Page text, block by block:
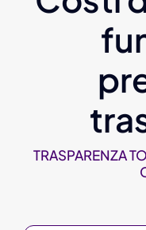
TRASPARENZA